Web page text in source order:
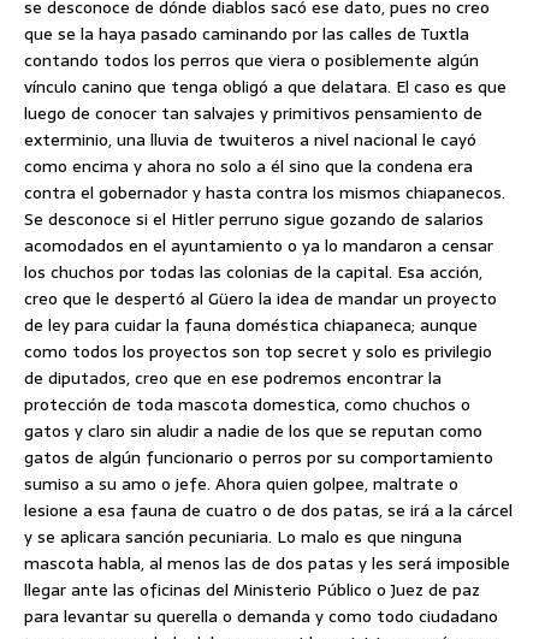
se desconoce de dónde diablos sacó ese dato, pues no creo
que se la haya pasado caminando por las calles de Tuxtla
contando todos los perros que viera o posiblemente algún
vínculo canino que tenga obligó a que delatara. El caso es que
luego de conocer tan salvajes y primitivos pensamiento de
exterminio, una lluvia de twuiteros a nivel nacional le cayó
como encima y ahora no solo a él sino que la condena era
contra el gobernador y hasta contra los mismos chiapanecos.
Se desconoce si el Hitler perruno sigue gozando de salarios
acomodados en el ayuntamiento o ya lo mandaron a censar
los chuchos por todas las colonias de la capital. Esa acción,
creo que le despertó al Güero la idea de mandar un proyecto
de ley para cuidar la fauna doméstica chiapaneca; aunque
como todos los proyectos son top secret y solo es privilegio
de diputados, creo que en ese podremos encontrar la
protección de toda mascota domestica, como chuchos o
gatos y claro sin aludir a nadie de los que se reputan como
gatos de algún funcionario o perros por su comportamiento
sumiso a su amo o jefe. Ahora quien golpee, maltrate o
lesione a esa fauna de cuatro o de dos patas, se irá a la cárcel
y se aplicara sanción pecuniaria. Lo malo es que ninguna
mascota habla, al menos las de dos patas y les será imposible
llegar ante las oficinas del Ministerio Público o Juez de paz
para levantar su querella o demanda y como todo ciudadano